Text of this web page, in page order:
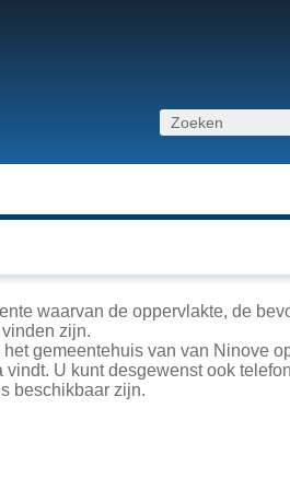
waarvan de oppervlakte, de
zijn.
gemeentehuis van van Ninove
U kunt desgewenst ook
beschikbaar zijn.